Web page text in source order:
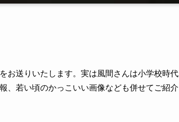
お送りいたします。実は風間さんは小学校時代
、若い頃のかっこいい画像なども併せてご紹介